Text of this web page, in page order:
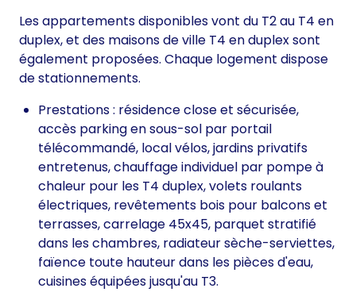
Les appartements disponibles vont du T2 au T4 en
duplex, et des maisons de ville T4 en duplex sont
également proposées. Chaque logement dispose
de stationnements.
Prestations : résidence close et sécurisée,
accès parking en sous-sol par portail
télécommandé, local vélos, jardins privatifs
entretenus, chauffage individuel par pompe à
chaleur pour les T4 duplex, volets roulants
électriques, revêtements bois pour balcons et
terrasses, carrelage 45x45, parquet stratifié
dans les chambres, radiateur sèche-serviettes,
faïence toute hauteur dans les pièces d'eau,
cuisines équipées jusqu'au T3.